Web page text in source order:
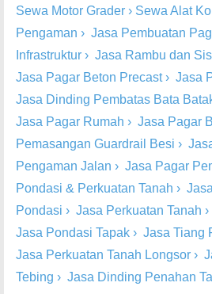
Sewa Motor Grader › Sewa Alat
Pengaman › Jasa Pembuatan
Infrastruktur › Jasa Rambu dan
Jasa Pagar Beton Precast› Jasa
Jasa Dinding Pembatas Bata
Jasa Pagar Rumah › Jasa Pagar
Pemasangan Guardrail Besi ›
Pengaman Jalan › Jasa Pagar
Pondasi & Perkuatan Tanah ›
Pondasi › Jasa Perkuatan Tanah ›
Jasa Pondasi Tapak › Jasa Tiang
Jasa Perkuatan Tanah Longsor ›
Tebing › Jasa Dinding Penahan